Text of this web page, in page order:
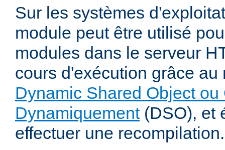
Sur les systèmes
module peut être utilisé
modules dans le serveur
cours d'exécution grâce au
Dynamic Shared Object
Dynamiquement(DSO), et
effectuer une recompilation.